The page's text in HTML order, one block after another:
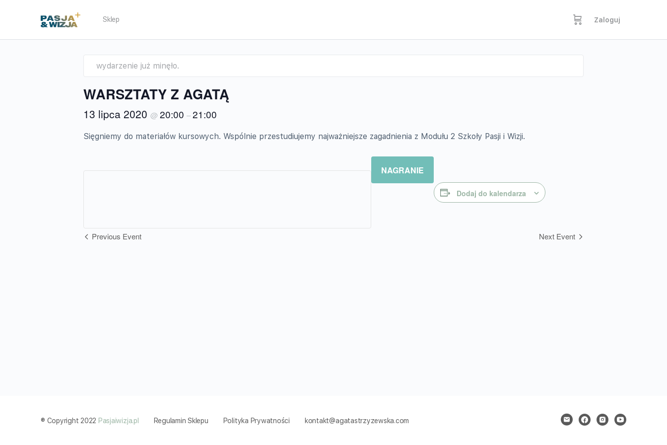
Sklep Zaloguj
wydarzenie już minęło.
WARSZTATY Z AGATĄ
13 lipca 2020 @ 20:00 –21:00
Sięgniemy do materiałów kursowych. Wspólnie przestudiujemy najważniejsze zagadnienia z Modułu 2 Szkoły Pasji i Wizji.
NAGRANIE
Dodaj do kalendarza
Wydarzenie
Previous Event Next Event
® Copyright 2022 Pasjaiwizja.pl Regulamin Sklepu Polityka Prywatności kontakt@agatastrzyzewska.com